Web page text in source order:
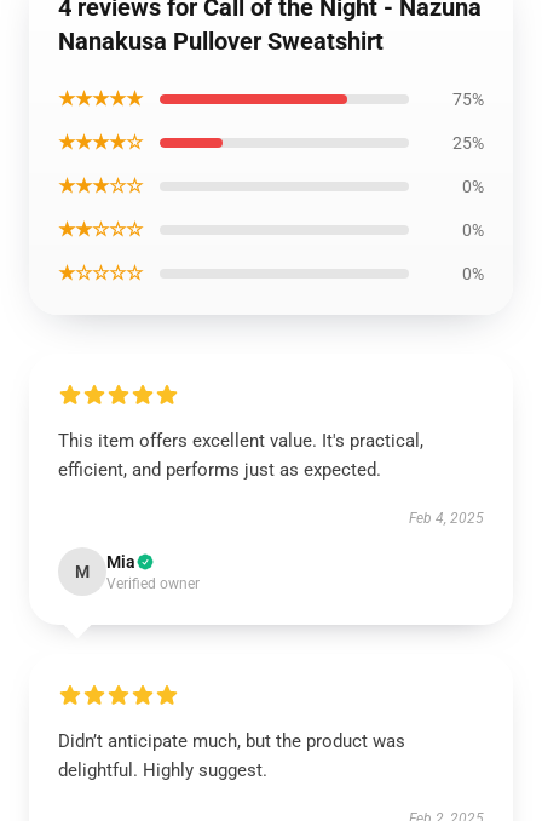
4 reviews for Call of the Night - Nazuna
Nanakusa Pullover Sweatshirt
★★★★★ 75%
★★★★☆ 25%
★★★☆☆ 0%
★★☆☆☆ 0%
★☆☆☆☆ 0%
This item offers excellent value. It's practical,
efficient, and performs just as expected.
Feb 4, 2025
M Mia
Verified owner
Didn’t anticipate much, but the product was
delightful. Highly suggest.